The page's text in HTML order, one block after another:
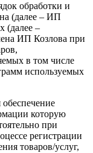
обработки и
(далее – ИП
(далее –
ИП Козлова при
в том числе
используемых
которую
при
регистрации
товаров/услуг,